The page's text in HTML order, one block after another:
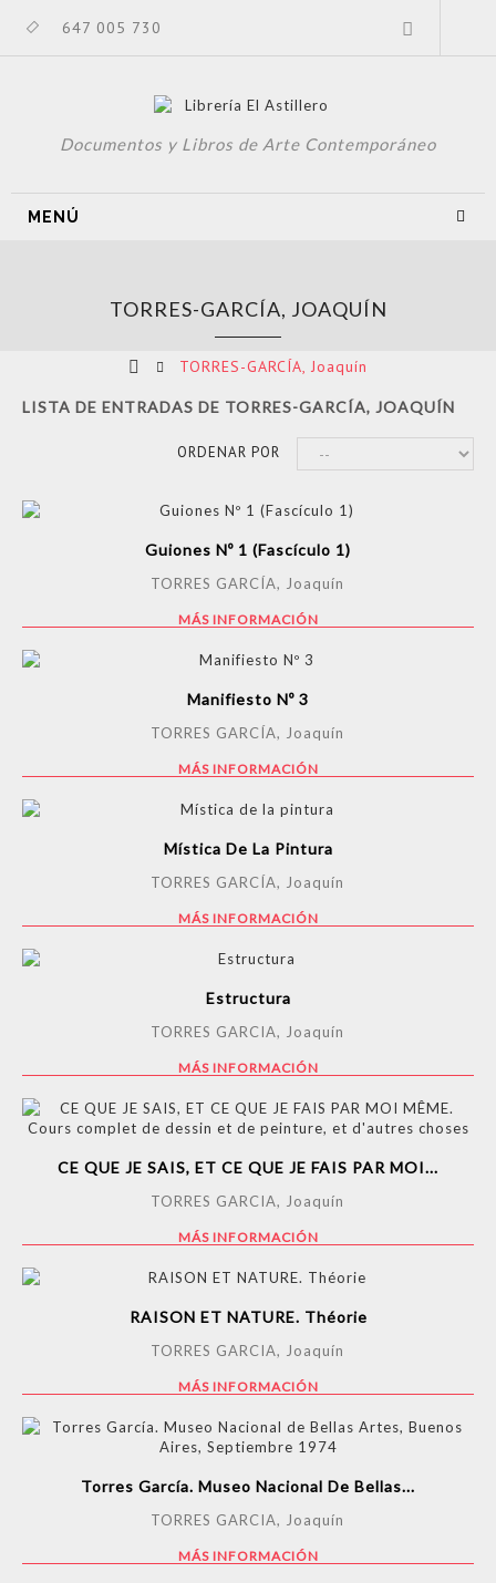
647 005 730
Documentos y Libros de Arte Contemporáneo
MENÚ
TORRES-GARCÍA, JOAQUÍN
TORRES-GARCÍA, Joaquín
LISTA DE ENTRADAS DE TORRES-GARCÍA, JOAQUÍN
ORDENAR POR
Guiones Nº 1 (Fascículo 1)
TORRES GARCÍA, Joaquín
MÁS INFORMACIÓN
Manifiesto Nº 3
TORRES GARCÍA, Joaquín
MÁS INFORMACIÓN
Mística De La Pintura
TORRES GARCÍA, Joaquín
MÁS INFORMACIÓN
Estructura
TORRES GARCIA, Joaquín
MÁS INFORMACIÓN
CE QUE JE SAIS, ET CE QUE JE FAIS PAR MOI...
TORRES GARCIA, Joaquín
MÁS INFORMACIÓN
RAISON ET NATURE. Théorie
TORRES GARCIA, Joaquín
MÁS INFORMACIÓN
Torres García. Museo Nacional De Bellas...
TORRES GARCIA, Joaquín
MÁS INFORMACIÓN